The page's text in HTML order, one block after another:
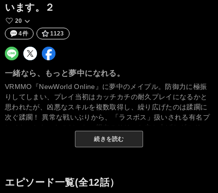
います。２
20
4件
1123
一緒なら、もっと夢中になれる。
VRMMO『NewWorld Online』に夢中のメイプル。防御力に極振
りしてしまい、プレイ当初はカッチカチの耐久プレイになるかと
思われたが、凶悪なスキルを複数取得し、繰り広げたのは蹂躙に
次ぐ蹂躙！ 異常な戦いぶりから、「ラスボス」扱いされる有名プ
レイヤーとなったのだった。親友のサリーと立ち上げたギルド
【楓の木】も、個性的で頼れる仲間が集まり、その結束は一段と
強まっていった。そして――。『NewWorld Online』に新たな階
メイプルたちの大暴れは確実……？ 世界は広がり、冒険はますま
す楽しくなっていく！
続きを読む
エピソード一覧(全12話）